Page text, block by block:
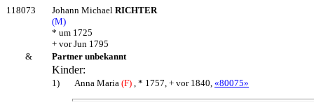
118073 Johann Michael RICHTER
(M)
* um 1725
+ vor Jun 1795
&
Partner unbekannt
Kinder:
1) Anna Maria (F) , * 1757, + vor 1840, «80075»